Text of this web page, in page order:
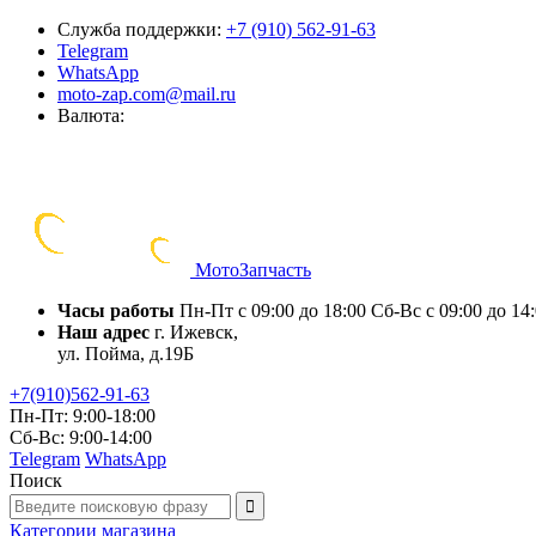
Служба поддержки: +7 (910) 562-91-63
Telegram
WhatsApp
moto-zap.com@mail.ru
Валюта:
МотоЗапчасть
Часы работы Пн-Пт с 09:00 до 18:00 Сб-Вс с 09:00 до
Наш адрес г. Ижевск,
ул. Пойма, д.19Б
+7(910)562-91-63
Пн-Пт: 9:00-18:00
Сб-Вс: 9:00-14:00
Telegram WhatsApp
Поиск
Категории магазина